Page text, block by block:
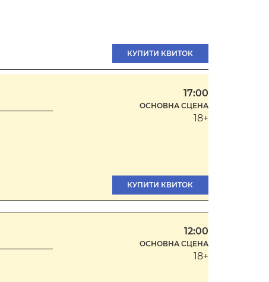
КУПИТИ КВИТОК
17:00
ОСНОВНА СЦЕНА
18+
КУПИТИ КВИТОК
12:00
ОСНОВНА СЦЕНА
18+